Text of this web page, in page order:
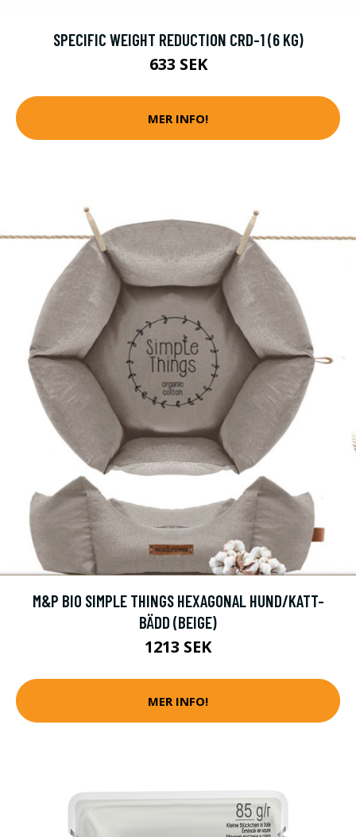
SPECIFIC WEIGHT REDUCTION CRD-1 (6 KG)
633 SEK
MER INFO!
M&P BIO SIMPLE THINGS HEXAGONAL HUND/KATT-
BÄDD (BEIGE)
1213 SEK
MER INFO!